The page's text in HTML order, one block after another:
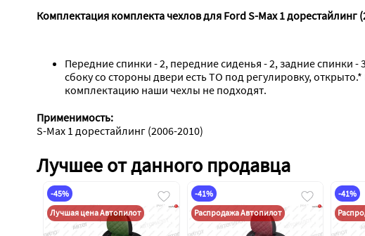
Комплектация комплекта чехлов для Ford S-Max 1 дорестайлинг
Передние спинки - 2, передние сиденья - 2, задние спинки
сбоку со стороны двери есть ТО под регулировку,
комплектацию наши чехлы не подходят.
Применимость:
S-Max 1 дорестайлинг (2006-2010)
Лучшее от данного продавца
-45%
Лучшая цена Автопилот
-41%
Распродажа Автопилот
-41%